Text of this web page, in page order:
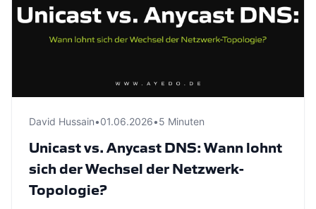
David Hussain•01.06.2026•5 Minuten
Unicast vs. Anycast DNS: Wann lohnt
sich der Wechsel der Netzwerk-
Topologie?